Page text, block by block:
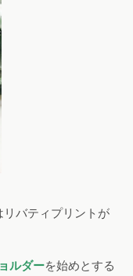
バティプリントが
ルダーを始めとする